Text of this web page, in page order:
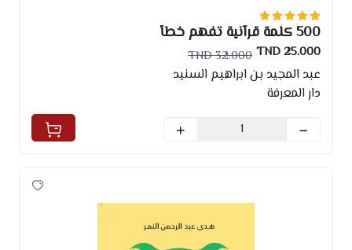
500 كلمة قرآنية تفهم خطأ
25.000 TND
32.000 TND
عبد المجيد بن ابراهيم السنيد
دار المعرفة